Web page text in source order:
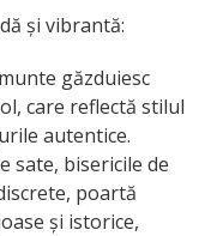
și vibrantă:
găzduiesc
care reflectă stilul
autentice.
sate, bisericile de
poartă
și istorice,